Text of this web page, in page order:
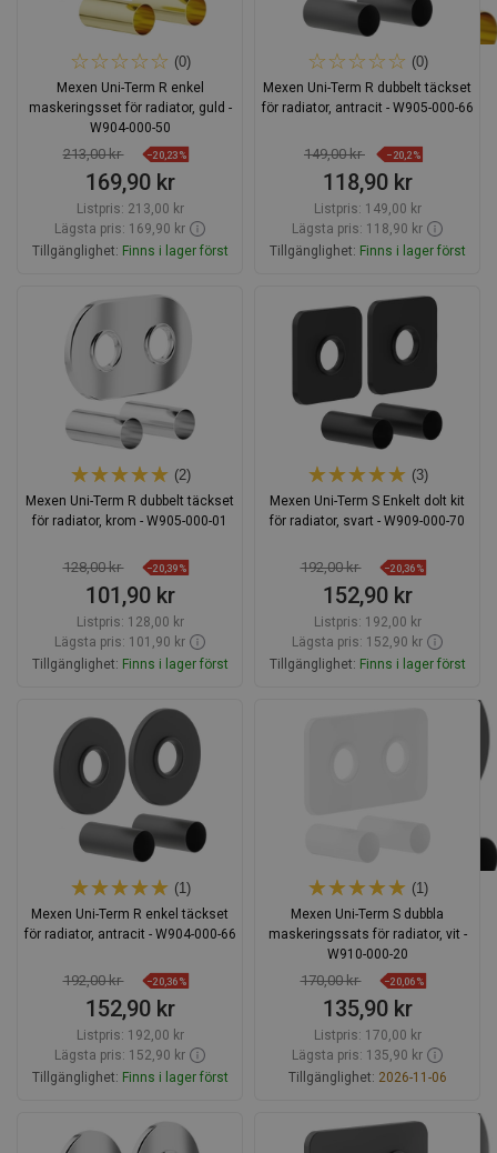
(0)
Mexen Uni-Term R enkel
maskeringsset för radiator, guld -
W904-000-50
213,00 kr −20,23%
169,90 kr
Listpris: 213,00 kr
Lägsta pris: 169,90 kr
Tillgänglighet: Finns i lager först
Lägg i varukorg
favorite_border Favoriter
Jämför
(0)
Mexen Uni-Term R dubbelt täckset
för radiator, antracit - W905-000-66
149,00 kr −20,2%
118,90 kr
Listpris: 149,00 kr
Lägsta pris: 118,90 kr
Tillgänglighet: Finns i lager först
Lägg i varukorg
Favoriter
(2)
Mexen Uni-Term R dubbelt täckset
för radiator, krom - W905-000-01
128,00 kr −20,39%
101,90 kr
Listpris: 128,00 kr
Lägsta pris: 101,90 kr
Tillgänglighet: Finns i lager först
Lägg i varukorg
Favoriter
Jämför
(3)
Mexen Uni-Term S Enkelt dolt kit
för radiator, svart - W909-000-70
192,00 kr −20,36%
152,90 kr
Listpris: 192,00 kr
Lägsta pris: 152,90 kr
Tillgänglighet: Finns i lager först
(1)
Mexen Uni-Term R enkel täckset
för radiator, antracit - W904-000-66
192,00 kr −20,36%
152,90 kr
Listpris: 192,00 kr
Lägsta pris: 152,90 kr
Tillgänglighet: Finns i lager först
Lägg i varukorg
(1)
Mexen Uni-Term S dubbla
maskeringssats för radiator, vit -
W910-000-20
170,00 kr −20,06%
135,90 kr
Listpris: 170,00 kr
Lägsta pris: 135,90 kr
Tillgänglighet: 2026-11-06
Lägg i varukorg